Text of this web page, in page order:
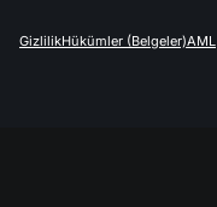
GizlilikHükümler (Belgeler)AML